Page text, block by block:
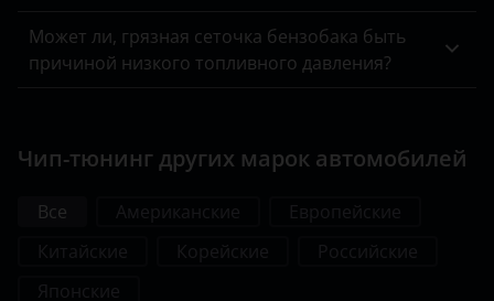
Может ли, грязная сеточка бензобака быть
причиной низкого топливного давления?
Чип-тюнинг других марок автомобилей
Все